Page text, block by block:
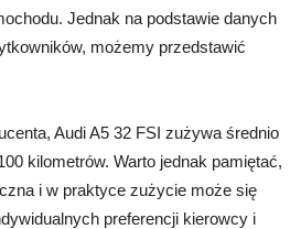
Jednak na podstawie danych
możemy przedstawić
Audi A5 32 FSI zużywa średnio
kilometrów. Warto jednak pamiętać,
i w praktyce zużycie może się
preferencji kierowcy i